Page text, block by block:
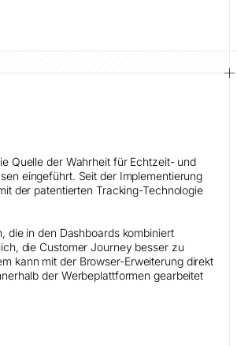
Quelle der Wahrheit für Echtzeit- und
eingeführt. Seit der Implementierung
der patentierten Tracking-Technologie
die in den Dashboards kombiniert
die Customer Journey besser zu
kann mit der Browser-Erweiterung direkt
der Werbeplattformen gearbeitet